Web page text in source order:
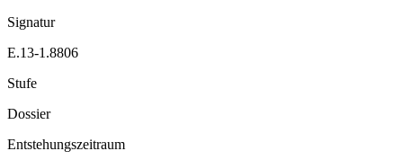
Signatur
E.13-1.8806
Stufe
Dossier
Entstehungszeitraum